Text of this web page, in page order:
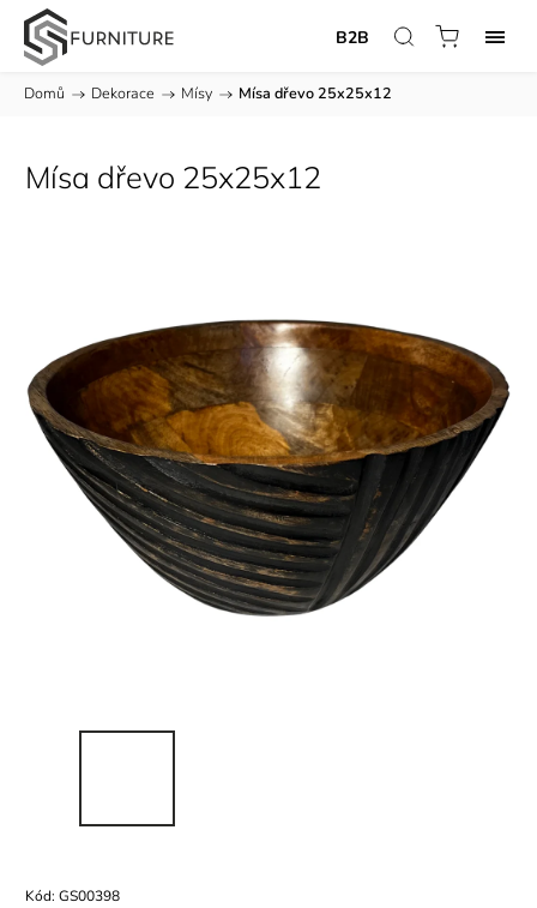
B2B
Domů / Dekorace / Mísy / Mísa dřevo 25x25x12
Mísa dřevo 25x25x12
Kód: GS00398